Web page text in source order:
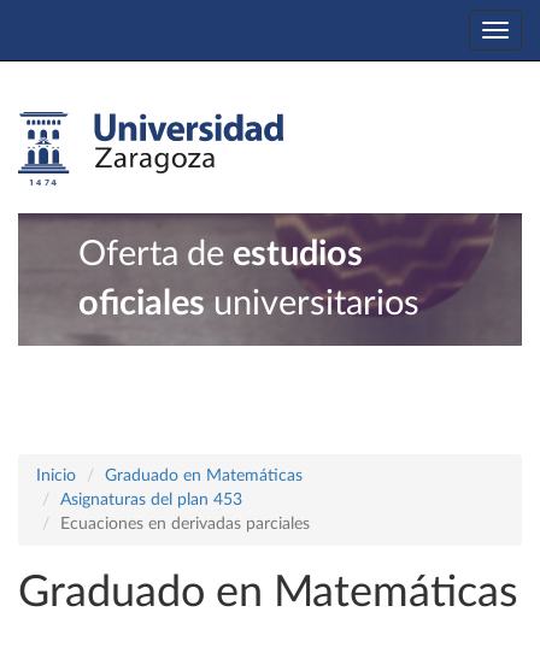
Oferta de estudios
oficiales universitarios
Inicio
Graduado en Matemáticas
Asignaturas del plan 453
Ecuaciones en derivadas parciales
Graduado en Matemáticas